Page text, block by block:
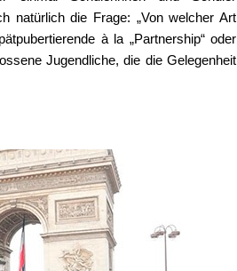
natürlich die Frage: „Von welcher Art
à la „Partnership“ oder
Jugendliche, die die Gelegenheit